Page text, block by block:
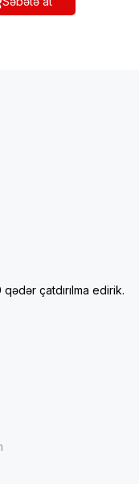
çatdırılma edirik.